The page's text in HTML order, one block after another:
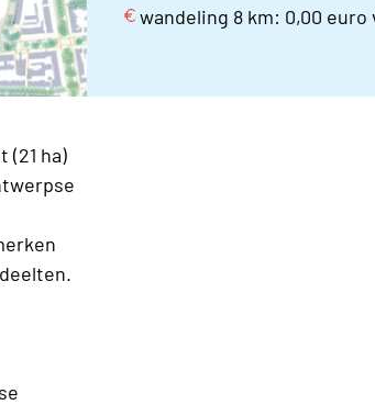
wandeling 8 km: 0,00 euro
(21 ha)